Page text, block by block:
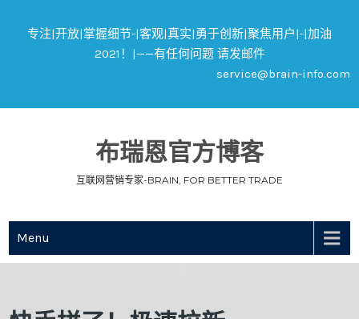
专注|开放|掌握细节-|客观|真实|勇于创新|聚焦用户|-|加油
2021！|——有任何问题 请发邮件
service@brain-info.com
布瑞恩官方博客
互联网营销专家-BRAIN, FOR BETTER TRADE
Menu